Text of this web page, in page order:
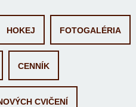
HOKEJ FOTOGALÉRIA
CENNÍK
CVIČENÍ